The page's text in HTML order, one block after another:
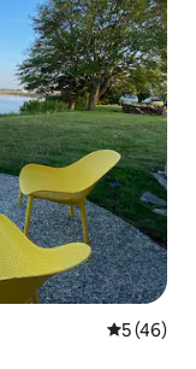
平均评分
5 (46)